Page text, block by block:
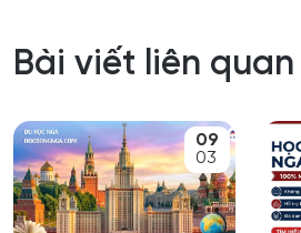
Bài viết liên quan
09
03